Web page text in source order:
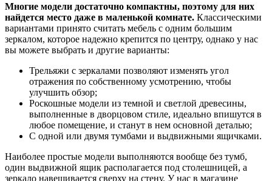
Многие модели достаточно компактны, поэтому для них
найдется место даже в маленькой комнате. Классическими
вариантами принято считать мебель с одним большим
зеркалом, которое надежно крепится по центру, однако у нас
вы можете выбрать и другие варианты:
Трельяжи с зеркалами позволяют изменять угол
отражения по собственному усмотрению, чтобы
улучшить обзор;
Роскошные модели из темной и светлой древесины,
выполненные в дворцовом стиле, идеально впишутся в
любое помещение, и станут в нем основной деталью;
С одной или двумя тумбами и выдвижными ящичками.
Наиболее простые модели выполняются вообще без тумб,
один выдвижной ящик располагается под столешницей, а
зеркало навешивается сверху на стену. У нас в магазине